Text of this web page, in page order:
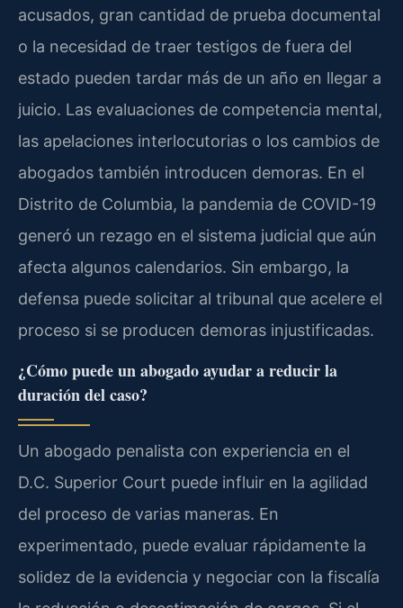
acusados, gran cantidad de prueba documental
o la necesidad de traer testigos de fuera del
estado pueden tardar más de un año en llegar a
juicio. Las evaluaciones de competencia mental,
las apelaciones interlocutorias o los cambios de
abogados también introducen demoras. En el
Distrito de Columbia, la pandemia de COVID-19
generó un rezago en el sistema judicial que aún
afecta algunos calendarios. Sin embargo, la
defensa puede solicitar al tribunal que acelere el
proceso si se producen demoras injustificadas.
¿Cómo puede un abogado ayudar a reducir la
duración del caso?
Un abogado penalista con experiencia en el
D.C. Superior Court puede influir en la agilidad
del proceso de varias maneras. En
experimentado, puede evaluar rápidamente la
solidez de la evidencia y negociar con la fiscalía